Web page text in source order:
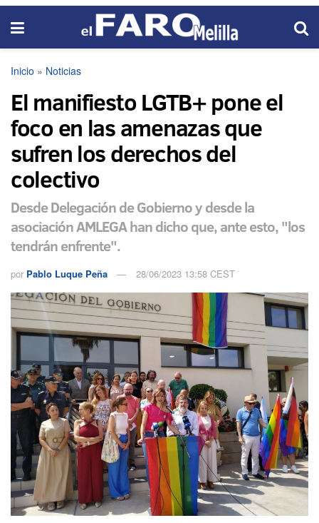
Inicio » Noticias
El manifiesto LGTB+ pone el
foco en las amenazas que
sufren los derechos del
colectivo
Desde Delegación de Gobierno y desde la
asociación AMLEGA han dicho que, ante esto, "los
tendrán enfrente".
por Pablo Luque Peña 28/06/2023 13:58 CEST